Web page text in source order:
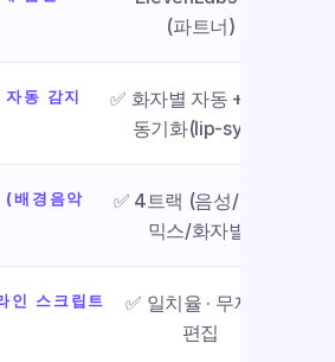
(파트너)
동 감지
✅ 화자별 자동 + 입술
동기화(lip-sync)
(배경음악
✅ 4트랙 (음성/BGM/
믹스/화자별)
인 스크립트
✅ 일치율 · 무제한
편집